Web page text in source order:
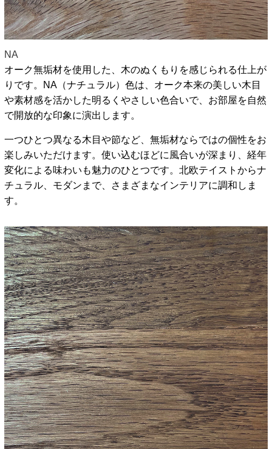
NA
オーク無垢材を使用した、木のぬくもりを感じられる仕上が
りです。NA（ナチュラル）色は、オーク本来の美しい木目
や素材感を活かした明るくやさしい色合いで、お部屋を自然
で開放的な印象に演出します。
一つひとつ異なる木目や節など、無垢材ならではの個性をお
楽しみいただけます。使い込むほどに風合いが深まり、経年
変化による味わいも魅力のひとつです。北欧テイストからナ
チュラル、モダンまで、さまざまなインテリアに調和しま
す。